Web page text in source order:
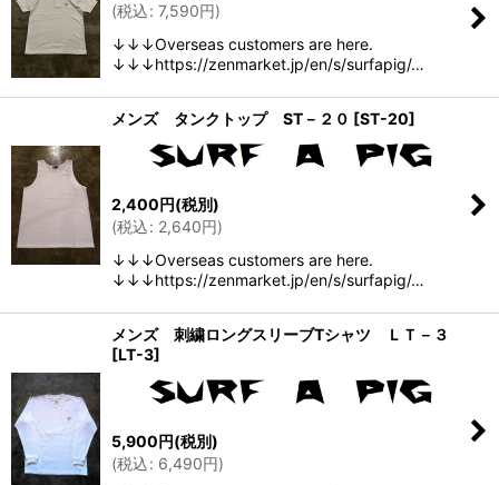
(税込: 7,590円)
↓↓↓Overseas customers are here.
↓↓↓https://zenmarket.jp/en/s/surfapig/…
メンズ タンクトップ ST－２０ [ST-20]
2,400円(税別)
(税込: 2,640円)
↓↓↓Overseas customers are here.
↓↓↓https://zenmarket.jp/en/s/surfapig/…
メンズ 刺繍ロングスリーブTシャツ ＬＴ－３
[LT-3]
5,900円(税別)
(税込: 6,490円)